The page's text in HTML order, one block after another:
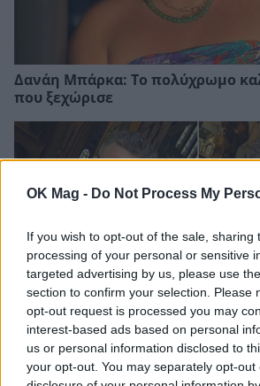
OK Mag - Do Not Process My
If you wish to opt-out of the sale, sharing
processing of your personal or sensitive
targeted advertising by us, please use
section to confirm your selection. Please
opt-out request is processed you may
interest-based ads based on personal
us or personal information disclosed to
your opt-out. You may separately opt-
Δανάη Μπάρκα: Το πολύχρωμο
που ξεχώρισε
Ελίζαμπεθ Ελέτσι: Συγκινεί η
Στον Άγιο Νεκτάριο με τον